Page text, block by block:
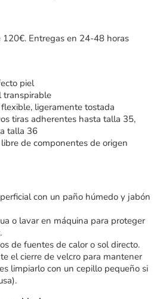
120€. Entregas en 24-48 horas
piel
transpirable
ligeramente tostada
tiras adherentes hasta talla 35,
talla 36
de componentes de origen
con un paño húmedo y jabón
o lavar en máquina para proteger
de fuentes de calor o sol directo.
el cierre de velcro para mantener
limpiarlo con un cepillo pequeño si